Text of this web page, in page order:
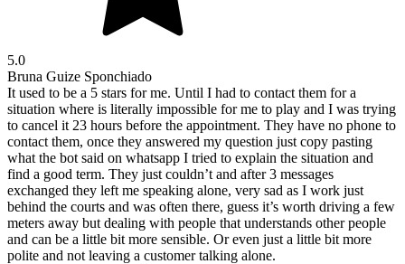
5.0
Bruna Guize Sponchiado
It used to be a 5 stars for me. Until I had to contact them for a
situation where is literally impossible for me to play and I was trying
to cancel it 23 hours before the appointment. They have no phone to
contact them, once they answered my question just copy pasting
what the bot said on whatsapp I tried to explain the situation and
find a good term. They just couldn’t and after 3 messages
exchanged they left me speaking alone, very sad as I work just
behind the courts and was often there, guess it’s worth driving a few
meters away but dealing with people that understands other people
and can be a little bit more sensible. Or even just a little bit more
polite and not leaving a customer talking alone.